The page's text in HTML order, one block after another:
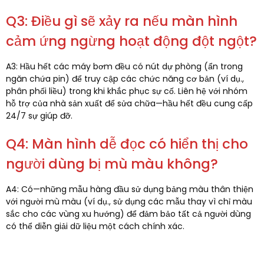
Q3: Điều gì sẽ xảy ra nếu màn hình
cảm ứng ngừng hoạt động đột ngột?
A3: Hầu hết các máy bơm đều có nút dự phòng (ẩn trong
ngăn chứa pin) để truy cập các chức năng cơ bản (ví dụ.,
phân phối liều) trong khi khắc phục sự cố. Liên hệ với nhóm
hỗ trợ của nhà sản xuất để sửa chữa—hầu hết đều cung cấp
24/7 sự giúp đỡ.​
Q4: Màn hình dễ đọc có hiển thị cho
người dùng bị mù màu không?​
A4: Có—những mẫu hàng đầu sử dụng bảng màu thân thiện
với người mù màu (ví dụ., sử dụng các mẫu thay vì chỉ màu
sắc cho các vùng xu hướng) để đảm bảo tất cả người dùng
có thể diễn giải dữ liệu một cách chính xác.​